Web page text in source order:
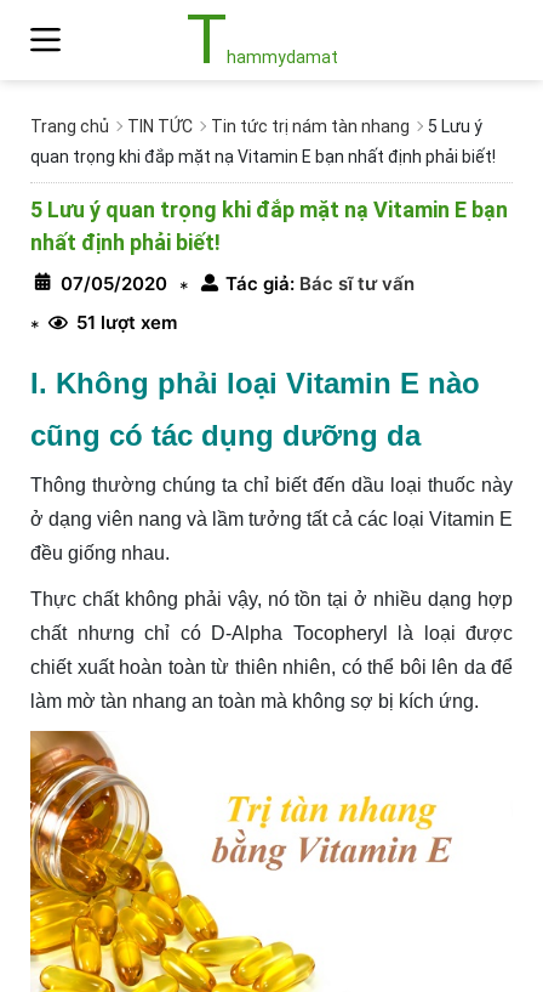
Thammydamat
Trang chủ TIN TỨC Tin tức trị nám tàn nhang
5 Lưu ý
quan trọng khi đắp mặt nạ Vitamin E bạn nhất định phải biết!
5 Lưu ý quan trọng khi đắp mặt nạ Vitamin E bạn
nhất định phải biết!
07/05/2020 * Tác giả: Bác sĩ tư vấn
*
51 lượt xem
I. Không phải loại Vitamin E nào
cũng có tác dụng dưỡng da
Thông thường chúng ta chỉ biết đến dầu loại thuốc này
ở dạng viên nang và lầm tưởng tất cả các loại Vitamin E
đều giống nhau.
Thực chất không phải vậy, nó tồn tại ở nhiều dạng hợp
chất nhưng chỉ có D-Alpha Tocopheryl là loại được
chiết xuất hoàn toàn từ thiên nhiên, có thể bôi lên da để
làm mờ tàn nhang an toàn mà không sợ bị kích ứng.